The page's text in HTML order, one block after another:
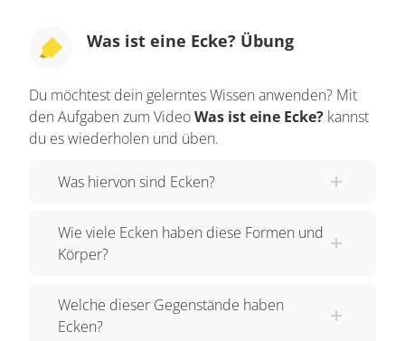
DREI Linien aufeinander. Du kannst sie mit dem
Finger antippen und sie piekst vielleicht ein
bisschen. Du kannst die Ecke mit einem Stift mit
einem einzigen Punkt markieren. Ist das hier
auch eine Ecke?
Nein, diesen Teil des Würfels kannst du mit
kannst du es nicht nur durch einen Punkt
markieren. Du kannst aber eine ganze Linie
Würfels. Und ist DAS HIER eine Ecke?
Was ist eine Ecke? Übung
Du möchtest dein gelerntes Wissen anwenden? Mit
den Aufgaben zum VideoWas ist eine Ecke? kannst
du es wiederholen und üben.
Was hiervon sind Ecken?
Wie viele Ecken haben diese Formen und
Körper?
Welche dieser Gegenstände haben
Ecken?